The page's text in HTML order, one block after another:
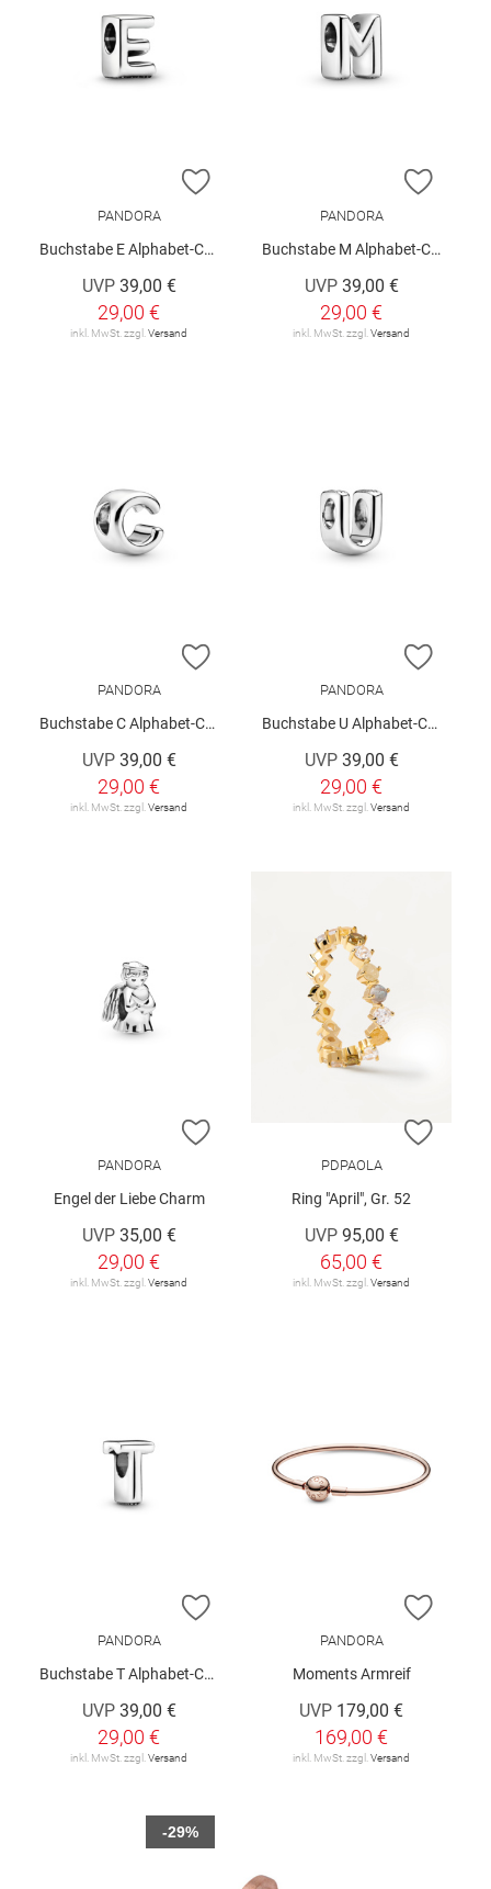
ZUR WUNSCHLISTE HINZUFÜGEN
PANDORA
Buchstabe E Alphabet-Charm
UVP 39,00 €
29,00 €
inkl. MwSt. zzgl. Versand
ZUR
PANDORA
Buchstabe M Alphabet-Charm
UVP 39,00 €
29,00 €
inkl. MwSt. zzgl. Versand
ZUR WUNSCHLISTE HINZUFÜGEN
PANDORA
Buchstabe C Alphabet-Charm
UVP 39,00 €
29,00 €
inkl. MwSt. zzgl.Versand
ZUR
PANDORA
Buchstabe U Alphabet-Charm
UVP 39,00 €
29,00 €
inkl. MwSt. zzgl.Versand
ZUR WUNSCHLISTE HINZUFÜGEN
PANDORA
Engel der Liebe Charm
UVP 35,00 €
29,00 €
inkl. MwSt. zzgl.Versand
ZUR
PDPAOLA
Ring "April", Gr. 52
UVP 95,00 €
65,00 €
inkl. MwSt. zzgl.Versand
ZUR WUNSCHLISTE HINZUFÜGEN
PANDORA
Buchstabe T Alphabet-Charm
UVP 39,00 €
29,00 €
inkl. MwSt. zzgl. Versand
ZUR
PANDORA
Moments Armreif
UVP 179,00 €
169,00 €
inkl. MwSt. zzgl. Versand
-29%